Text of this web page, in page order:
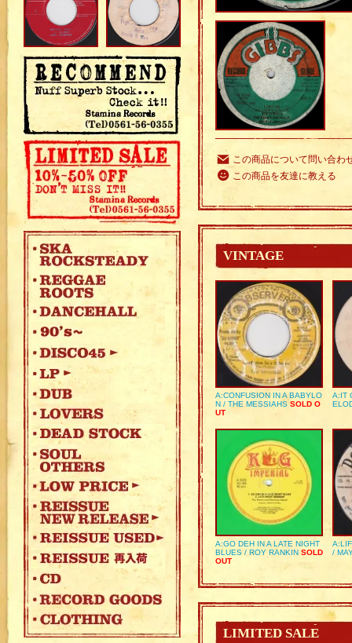
この商品について問い合わ
この商品を友達に教える
VINTAGE
A:CONFUSION IN A BABYLO
N / THE MESSIAHS SOLD O
UT
A:IT
A:GO DEH IN A LATE NIGHT
BLUES / ROY RANKIN SOLD
OUT
/
LIMITED SALE